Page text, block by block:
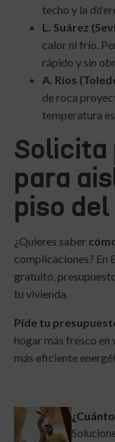
techo y la
L. Suárez
calor ni frío.
rápido y sin
A. Ríos
de roca
temperatura
Solicita
para
piso
¿Quieres saber
complicaciones? En
gratuito,
tu vivienda.
Pide tu
hogar más fresco en
más eficiente